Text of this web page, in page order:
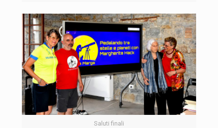
Saluti finali